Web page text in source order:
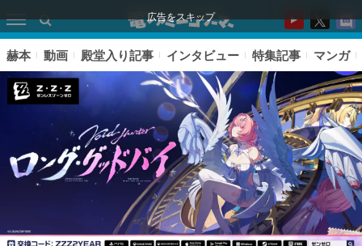
広告をスキップ
赫本 動画 殿堂入り記事 インタビュー 特集記事 マンガ